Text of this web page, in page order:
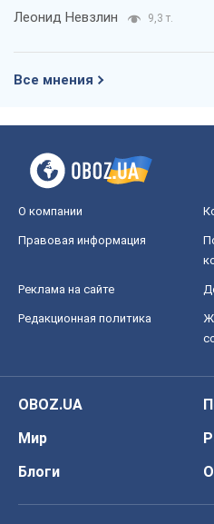
Леонид Невзлин 9,3 т.
Все мнения
О компании
Правовая информация
Реклама на сайте
Редакционная политика
OBOZ.UA
Мир
Блоги